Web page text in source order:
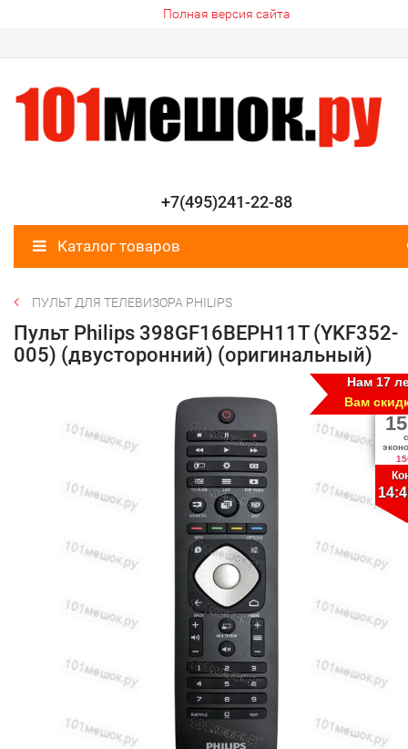
Полная версия сайта
+7(495)241-22-88
Каталог товаров
ПУЛЬТ ДЛЯ ТЕЛЕВИЗОРА PHILIPS
Пульт Philips 398GF16BEPH11T (YKF352-
005) (двусторонний) (оригинальный)
Нам 17
Вам
15